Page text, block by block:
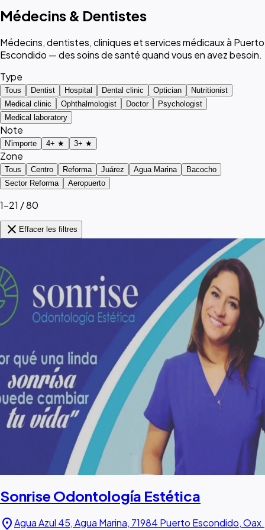
Médecins & Dentistes
Médecins, dentistes, cliniques et services médicaux à Puerto
Escondido — des soins de santé quand vous en avez besoin.
Type
Tous Dentist Hospital Dental clinic Optician
Nutritionist
Medical clinic
Ophthalmologist Doctor
Psychologist
Medical laboratory
Note
N'importe 4+ ★ 3+ ★
Zone
Tous Centro Reforma Juárez Agua Marina
Bacocho
Sector Reforma
Aeropuerto
1–21 / 80
close Effacer les filtres
Sonrise Odontología Estética
location_onAgua Azul 45, Agua Marina, 71984 Puerto Escondido, Oax.